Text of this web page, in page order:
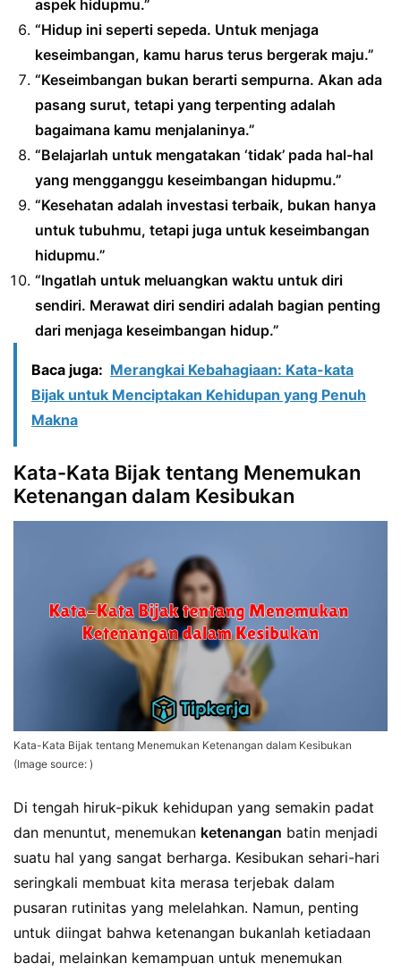
aspek hidupmu.”
“Hidup ini seperti sepeda. Untuk menjaga
keseimbangan, kamu harus terus bergerak maju.”
“Keseimbangan bukan berarti sempurna. Akan ada
pasang surut, tetapi yang terpenting adalah
bagaimana kamu menjalaninya.”
“Belajarlah untuk mengatakan ‘tidak’ pada hal-hal
yang mengganggu keseimbangan hidupmu.”
“Kesehatan adalah investasi terbaik, bukan hanya
untuk tubuhmu, tetapi juga untuk keseimbangan
hidupmu.”
“Ingatlah untuk meluangkan waktu untuk diri
sendiri. Merawat diri sendiri adalah bagian penting
dari menjaga keseimbangan hidup.”
Baca juga: Merangkai Kebahagiaan: Kata-kata
Bijak untuk Menciptakan Kehidupan yang Penuh
Makna
Kata-Kata Bijak tentang Menemukan
Ketenangan dalam Kesibukan
Kata-Kata Bijak tentang Menemukan Ketenangan dalam Kesibukan
(Image source: )
Di tengah hiruk-pikuk kehidupan yang semakin padat
dan menuntut, menemukan ketenangan batin menjadi
suatu hal yang sangat berharga. Kesibukan sehari-hari
seringkali membuat kita merasa terjebak dalam
pusaran rutinitas yang melelahkan. Namun, penting
untuk diingat bahwa ketenangan bukanlah ketiadaan
badai, melainkan kemampuan untuk menemukan